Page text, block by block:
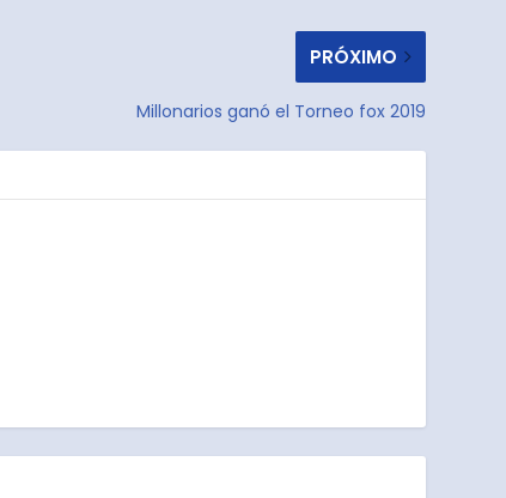
PRÓXIMO
Millonarios ganó el Torneo fox 2019